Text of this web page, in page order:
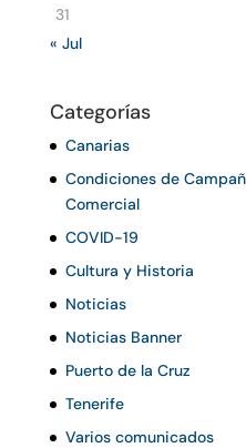
31
« Jul
Categorías
Canarias
Condiciones de
Comercial
COVID-19
Cultura y Historia
Noticias
Noticias Banner
Puerto de la Cruz
Tenerife
Varios comunicados